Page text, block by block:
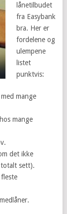
lånetilbudet
fra Easybank
bra. Her er
fordelene og
ulempene
listet
punktvis:
mange
mange
det ikke
totalt sett).